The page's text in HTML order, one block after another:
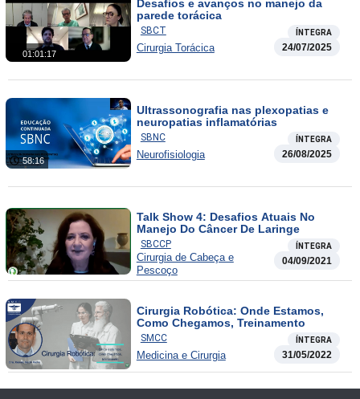
01:01:17
Desafios e avanços no manejo da
parede torácica
SBCT ÍNTEGRA
Cirurgia Torácica 24/07/2025
58:16
Ultrassonografia nas plexopatias e
neuropatias inflamatórias
SBNC ÍNTEGRA
Neurofisiologia 26/08/2025
Talk Show 4: Desafios Atuais No
Manejo Do Câncer De Laringe
SBCCP ÍNTEGRA
Cirurgia de Cabeça e
Pescoço
04/09/2021
Cirurgia Robótica: Onde Estamos,
Como Chegamos, Treinamento
SMCC ÍNTEGRA
Medicina e Cirurgia 31/05/2022